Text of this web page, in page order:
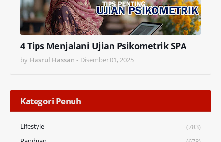
4 Tips Menjalani Ujian Psikometrik SPA
by Hasrul Hassan - Disember 01, 2025
Kategori Penuh
Lifestyle
(783)